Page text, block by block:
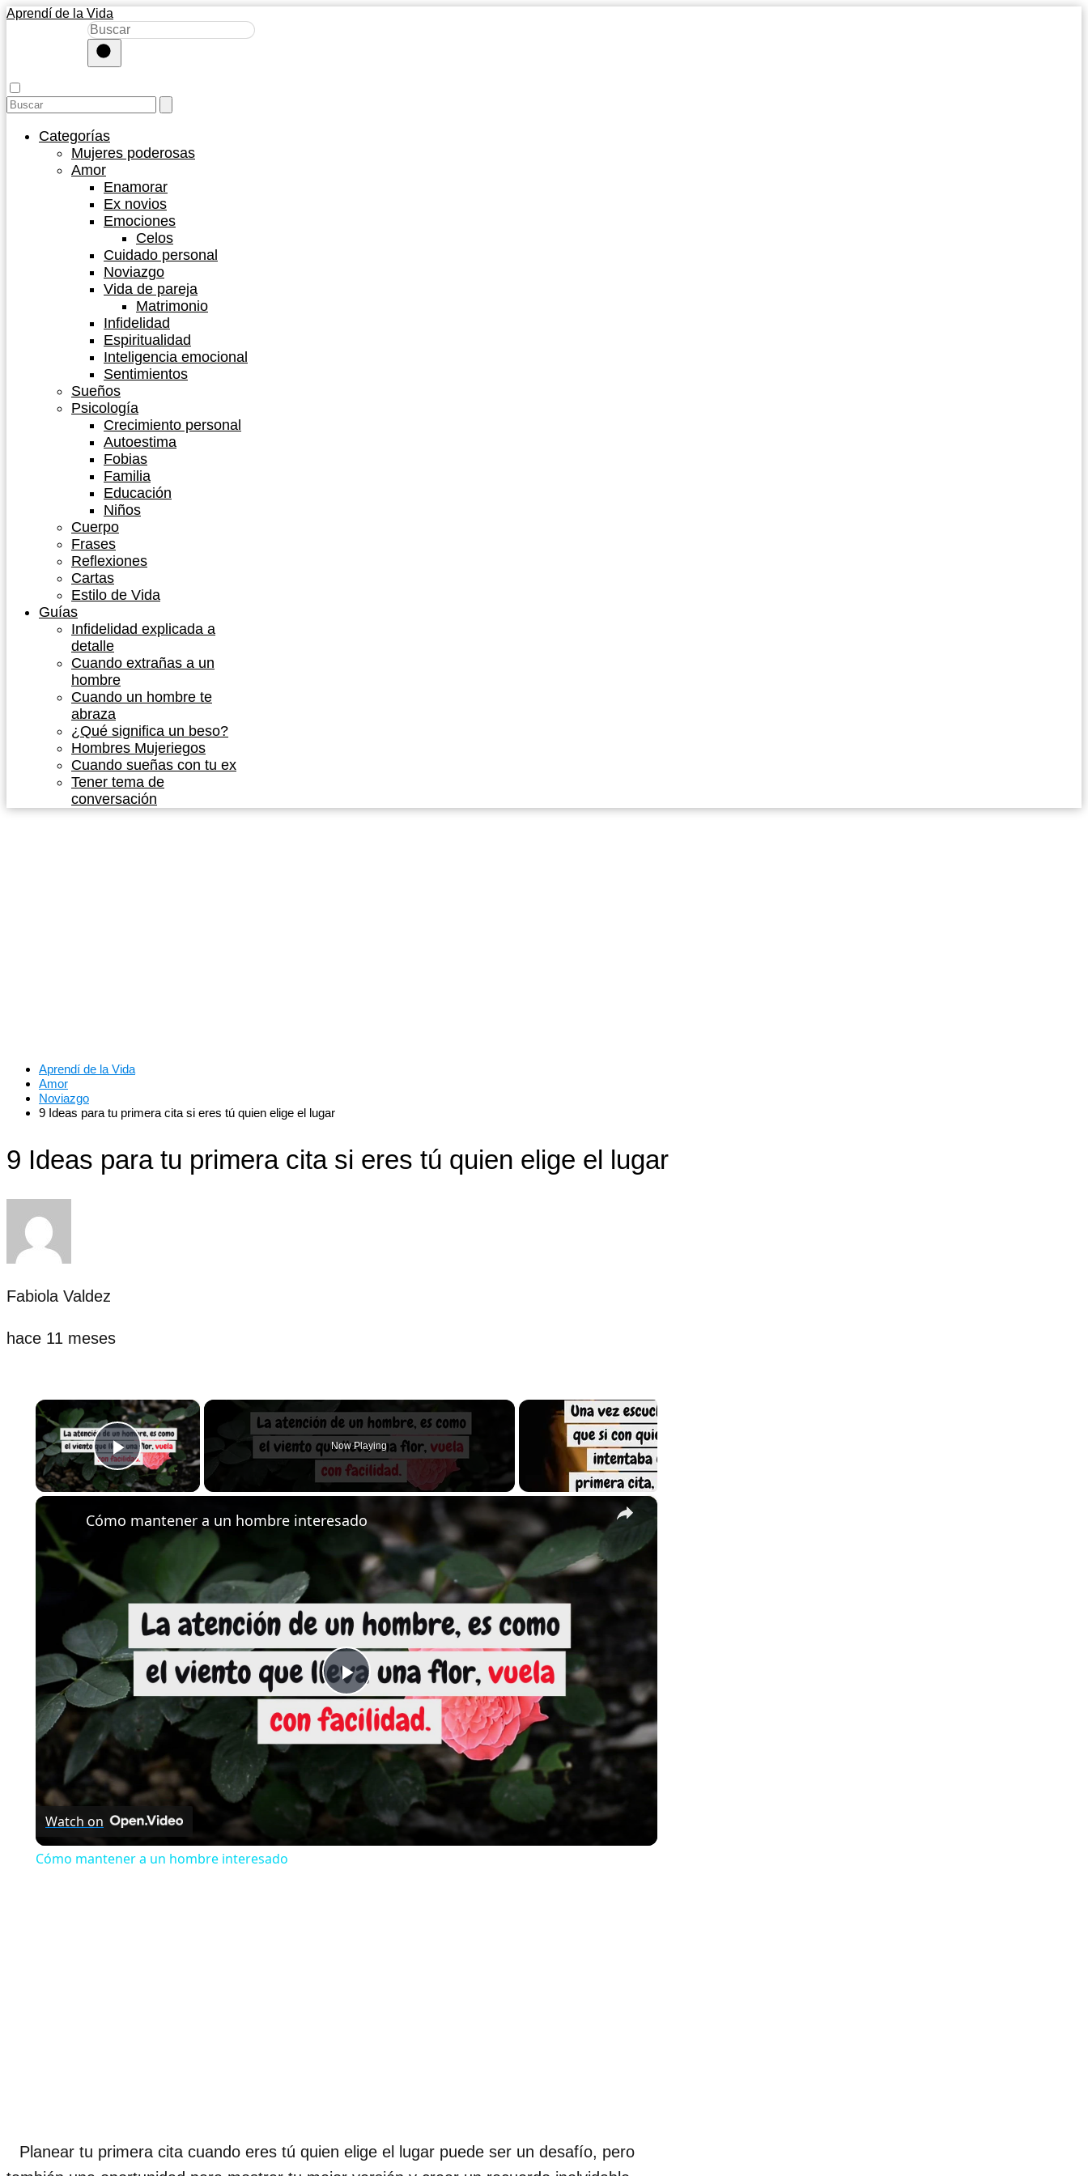
Aprendí de la Vida
Categorías
Mujeres poderosas
Amor
Enamorar
Ex novios
Emociones
Celos
Cuidado personal
Noviazgo
Vida de pareja
Matrimonio
Infidelidad
Espiritualidad
Inteligencia emocional
Sentimientos
Sueños
Psicología
Crecimiento personal
Autoestima
Fobias
Familia
Educación
Niños
Cuerpo
Frases
Reflexiones
Cartas
Estilo de Vida
Guías
Infidelidad explicada a
detalle
Cuando extrañas a un
hombre
Cuando un hombre te
abraza
¿Qué significa un beso?
Hombres Mujeriegos
Cuando sueñas con tu ex
Tener tema de
conversación
Aprendí de la Vida
Amor
Noviazgo
9 Ideas para tu primera cita si eres tú quien elige el lugar
9 Ideas para tu primera cita si eres tú quien elige el lugar
Fabiola Valdez
hace 11 meses
×
Play Video
Now Playing
×
Play
Video
Cómo mantener a un hombre interesado
Watch on
Cómo mantener a un hombre interesado
Planear tu primera cita cuando eres tú quien elige el lugar puede ser un desafío, pero